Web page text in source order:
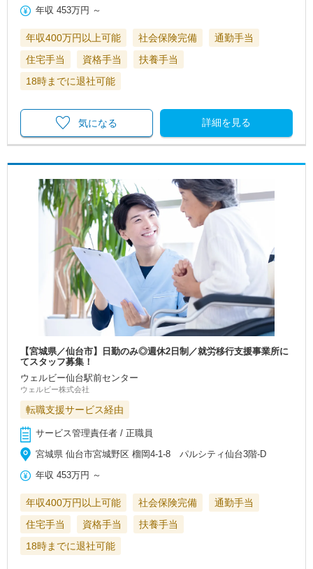
年収 453万円 ～
年収400万円以上可能 社会保険完備
通勤手当
住宅手当
資格手当
扶養手当
18時までに退社可能
詳細を見る
気になる
【宮城県／仙台市】日勤のみ◎週休2日制／就労移行支援事業所に
てスタッフ募集！
ウェルビー仙台駅前センター
ウェルビー株式会社
転職支援サービス経由
サービス管理責任者 / 正職員
宮城県 仙台市宮城野区 榴岡4-1-8 パルシティ仙台3階-D
年収 453万円 ～
年収400万円以上可能 社会保険完備
通勤手当
住宅手当
資格手当
扶養手当
18時までに退社可能